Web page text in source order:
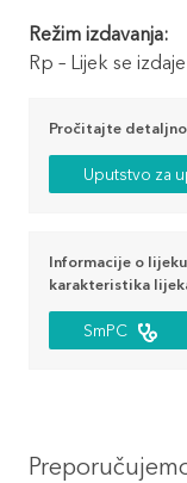
Režim izdavanja:
Rp – Lijek se
Pročitajte
Uputstvo za
Informacije o
karakteristika
SmPC